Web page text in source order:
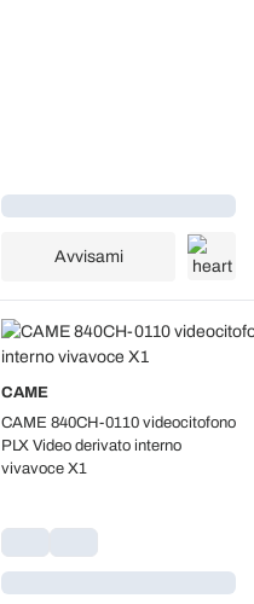
Avvisami
CAME
CAME 840CH-0110 videocitofono
PLX Video derivato interno
vivavoce X1